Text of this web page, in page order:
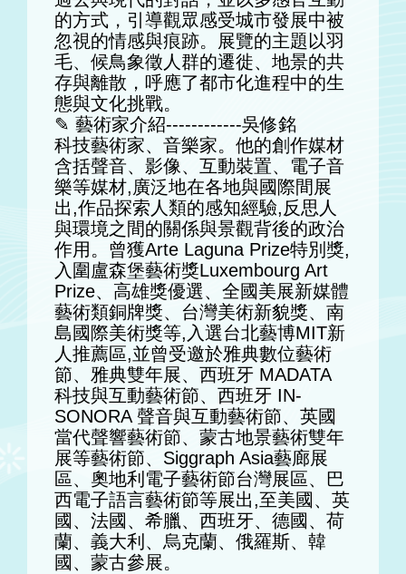
的方式，引導觀眾感受城市發展中被
忽視的情感與痕跡。展覽的主題以羽
毛、候鳥象徵人群的遷徙、地景的共
存與離散，呼應了都市化進程中的生
態與文化挑戰。
✎ 藝術家介紹------------吳修銘
科技藝術家、音樂家。他的創作媒材
含括聲音、影像、互動裝置、電子音
樂等媒材,廣泛地在各地與國際間展
出,作品探索人類的感知經驗,反思人
與環境之間的關係與景觀背後的政治
作用。曾獲Arte Laguna Prize特別獎,
入圍盧森堡藝術獎Luxembourg Art
Prize、高雄獎優選、全國美展新媒體
藝術類銅牌獎、台灣美術新貌獎、南
島國際美術獎等,入選台北藝博MIT新
人推薦區,並曾受邀於雅典數位藝術
節、雅典雙年展、西班牙 MADATA
科技與互動藝術節、西班牙 IN-
SONORA 聲音與互動藝術節、英國
當代聲響藝術節、蒙古地景藝術雙年
展等藝術節、Siggraph Asia藝廊展
區、奧地利電子藝術節台灣展區、巴
西電子語言藝術節等展出,至美國、英
國、法國、希臘、西班牙、德國、荷
蘭、義大利、烏克蘭、俄羅斯、韓
國、蒙古參展。